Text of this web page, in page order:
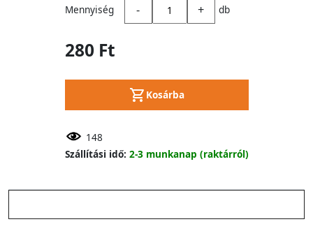
Mennyiség - + db
280 Ft
Kosárba
148
Szállítási idő: 2-3 munkanap (raktárról)